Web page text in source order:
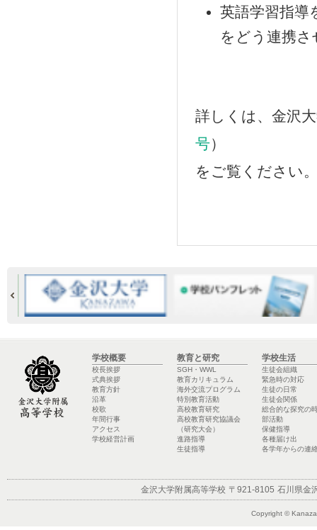
英語学習指
をどう連携
詳しくは、金沢
号）
をご覧ください
学校概要
校長挨拶
式典挨拶
教育方針
沿革
校歌
年間行事
アクセス
学校経営計画
教育と研究
SGH・WWL
教育カリキュラム
海外交流プログラム
特別教育活動
高校教育研究
高校教育研究協議会
（研究大会）
進路指導
生徒指導
学校生活
生徒会組織
緊急時の対応
生徒の日常
生徒会関係
総合的な探究の
部活動
保健指導
各種届け出
各学年からの連
金沢大学附属高等学校 〒921-8105 石川県金
Copyright ©